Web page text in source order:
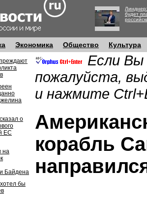
будет
Экономика Общество Культура
о
ЕС
на
Байдена
бы
Если Вы
пожалуйста,
и нажмите
корабль